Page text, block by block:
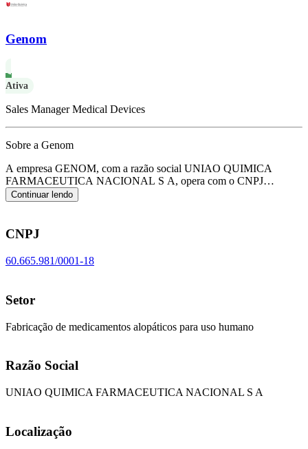
Genom
Ativa
Sales Manager Medical Devices
Sobre a Genom
A empresa GENOM, com a razão social UNIAO QUIMICA
FARMACEUTICA NACIONAL S A, opera com o CNPJ
60.665.981/0001-18 e tem sua sede localizada em Embu-Guacu/SP.
Seu foco principal de atuação é de fabricação de medicamentos
2121-1/01.
Continuar lendo
CNPJ
60.665.981/0001-18
Setor
Fabricação de medicamentos alopáticos para uso humano
Razão Social
UNIAO QUIMICA FARMACEUTICA NACIONAL S A
Localização